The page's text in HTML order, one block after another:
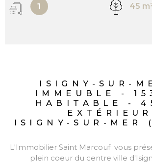
1 45
ISIGNY-SUR-
IMMEUBLE -
HABITABLE -
EXTÉRIEUR
ISIGNY-SUR-MER
L'Immobilier Saint Marcouf vous
plein coeur du centre ville